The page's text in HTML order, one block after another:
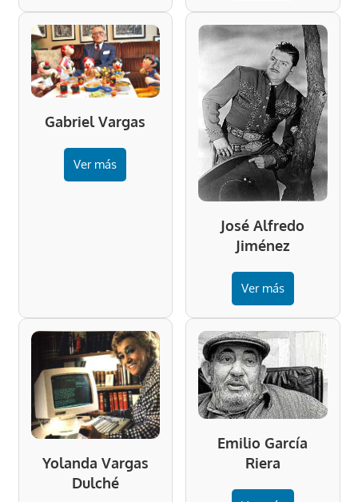
Gabriel Vargas
Ver más
José Alfredo
Jiménez
Ver más
Yolanda Vargas
Dulché
Emilio García
Riera